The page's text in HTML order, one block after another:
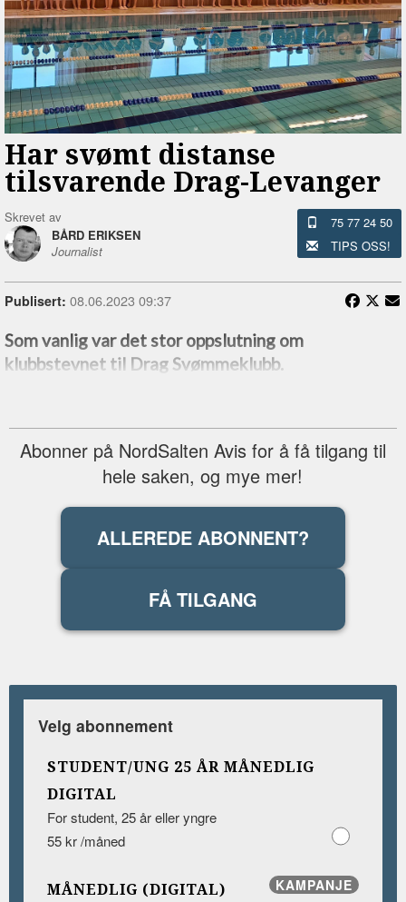
Har svømt distanse
tilsvarende Drag-Levanger
Skrevet av
BÅRD ERIKSEN
Journalist
75 77 24 50
TIPS OSS!
Publisert: 08.06.2023 09:37
Som vanlig var det stor oppslutning om
klubbstevnet til Drag Svømmeklubb.
Abonner på NordSalten Avis for å få tilgang til
hele saken, og mye mer!
ALLEREDE ABONNENT?
FÅ TILGANG
Velg abonnement
STUDENT/UNG 25 ÅR MÅNEDLIG
DIGITAL
For student, 25 år eller yngre
55 kr /måned
KAMPANJE
MÅNEDLIG (DIGITAL)